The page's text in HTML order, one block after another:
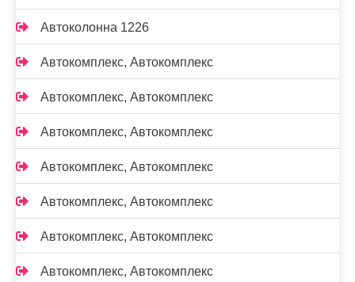
Автоколонна 1226
Автокомплекс, Автокомплекс
Автокомплекс, Автокомплекс
Автокомплекс, Автокомплекс
Автокомплекс, Автокомплекс
Автокомплекс, Автокомплекс
Автокомплекс, Автокомплекс
Автокомплекс, Автокомплекс